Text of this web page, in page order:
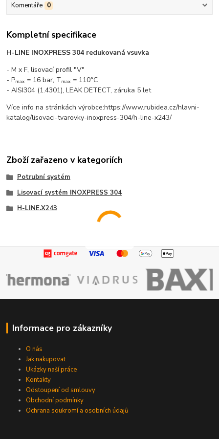
Komentáře 0
Kompletní specifikace
H-LINE INOXPRESS 304 redukovaná vsuvka
- M x F, lisovací profil "V"
- Pmax = 16 bar, Tmax = 110°C
- AISI304 (1.4301), LEAK DETECT, záruka 5 let
Více info na stránkách výrobce:https://www.rubidea.cz/hlavni-
katalog/lisovaci-tvarovky-inoxpress-304/h-line-x243/
Zboží zařazeno v kategoriích
Potrubní systém
Lisovací systém INOXPRESS 304
H-LINE.X243
Informace pro zákazníky
O nás
Jak nakupovat
Ukázky naší práce
Kontakty
Odstoupení od smlouvy
Obchodní podmínky
Ochrana soukromí a osobních údajů